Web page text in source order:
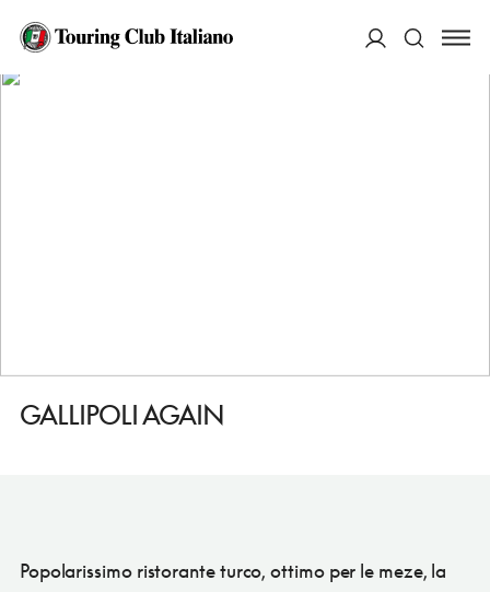
HOME
MANGIARE
GALLIPOLI AGAIN
GALLIPOLI AGAIN
Popolarissimo ristorante turco, ottimo per le meze, la